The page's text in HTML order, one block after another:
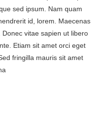
sed ipsum. Nam quam
id, lorem. Maecenas
vitae sapien ut libero
Etiam sit amet orci eget
fringilla mauris sit amet